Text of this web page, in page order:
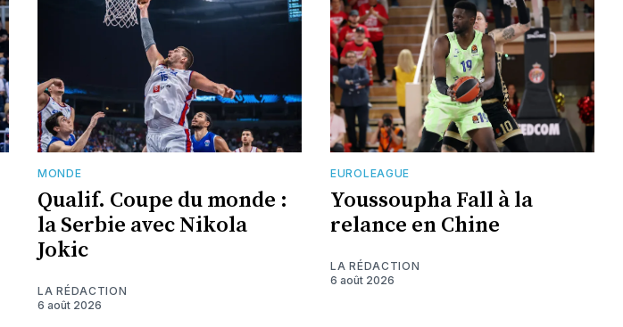
MONDE
Qualif. Coupe du monde :
la Serbie avec Nikola
Jokic
LA RÉDACTION
6 août 2026
EUROLEAGUE
Youssoupha Fall à la
relance en Chine
LA RÉDACTION
6 août 2026